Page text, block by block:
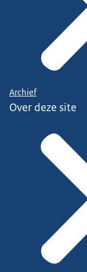
Archief
Over deze site